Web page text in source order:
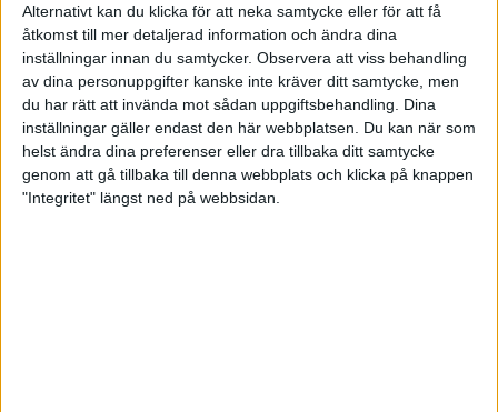
Alternativt kan du klicka för att neka samtycke eller för att få
åtkomst till mer detaljerad information och ändra dina
inställningar innan du samtycker. Observera att viss behandling
av dina personuppgifter kanske inte kräver ditt samtycke, men
du har rätt att invända mot sådan uppgiftsbehandling. Dina
inställningar gäller endast den här webbplatsen. Du kan när som
helst ändra dina preferenser eller dra tillbaka ditt samtycke
genom att gå tillbaka till denna webbplats och klicka på knappen
"Integritet" längst ned på webbsidan.
27 jun 1998
Intresset ökar för Lidingöloppet
26 jun 1998
Värmemara
väntarvärldsmästaraspiranter
24 jun 1998